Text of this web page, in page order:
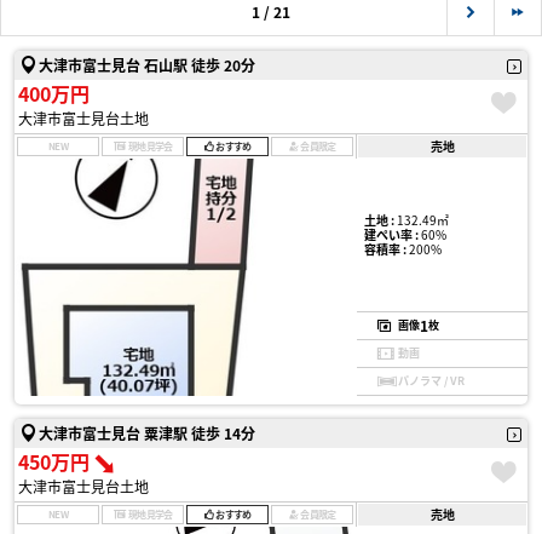
1 / 21
大津市富士見台 石山駅 徒歩 20分
400万円
大津市富士見台土地
NEW 現地見学会 おすすめ 会員限定 売地
土地 :132.49㎡
建ぺい率 :60%
容積率 :200%
画像1枚
動画
パノラマ / VR
大津市富士見台 粟津駅 徒歩 14分
450万円
大津市富士見台土地
NEW 現地見学会 おすすめ 会員限定 売地